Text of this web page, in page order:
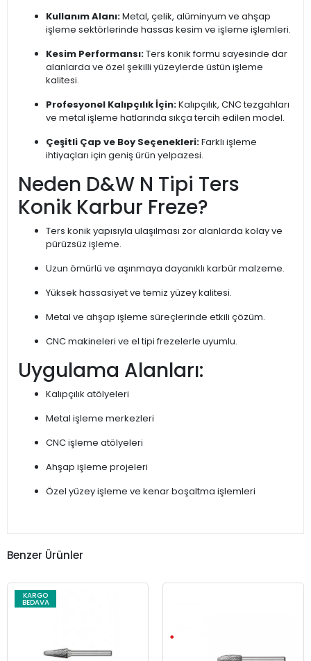
Kullanım Alanı:Metal, çelik, alüminyum ve ahşap
işleme sektörlerinde hassas kesim ve işleme işlemleri.
Kesim Performansı:Ters konik formu sayesinde dar
alanlarda ve özel şekilli yüzeylerde üstün işleme
kalitesi.
Profesyonel Kalıpçılık İçin:Kalıpçılık, CNC tezgahları
ve metal işleme hatlarında sıkça tercih edilen model.
Çeşitli Çap ve Boy Seçenekleri:Farklı işleme
ihtiyaçları için geniş ürün yelpazesi.
Neden D&W N Tipi Ters
Konik Karbur Freze?
Ters konik yapısıyla ulaşılması zor alanlarda kolay ve
pürüzsüz işleme.
Uzun ömürlü ve aşınmaya dayanıklı karbür malzeme.
Yüksek hassasiyet ve temiz yüzey kalitesi.
Metal ve ahşap işleme süreçlerinde etkili çözüm.
CNC makineleri ve el tipi frezelerle uyumlu.
Uygulama Alanları:
Kalıpçılık atölyeleri
Metal işleme merkezleri
CNC işleme atölyeleri
Ahşap işleme projeleri
Özel yüzey işleme ve kenar boşaltma işlemleri
Benzer Ürünler
KARGO
BEDAVA